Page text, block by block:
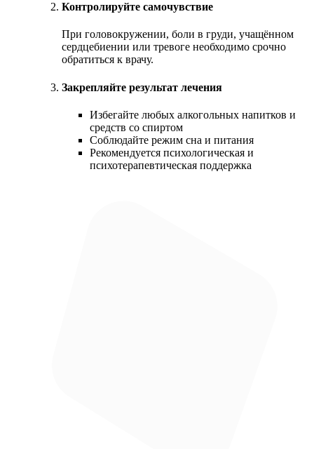
Контролируйте самочувствие
При головокружении, боли в груди, учащённом
сердцебиении или тревоге необходимо срочно
обратиться к врачу.
Закрепляйте результат лечения
Избегайте любых алкогольных напитков и
средств со спиртом
Соблюдайте режим сна и питания
Рекомендуется психологическая и
психотерапевтическая поддержка